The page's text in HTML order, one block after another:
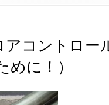
コントロー
に！）